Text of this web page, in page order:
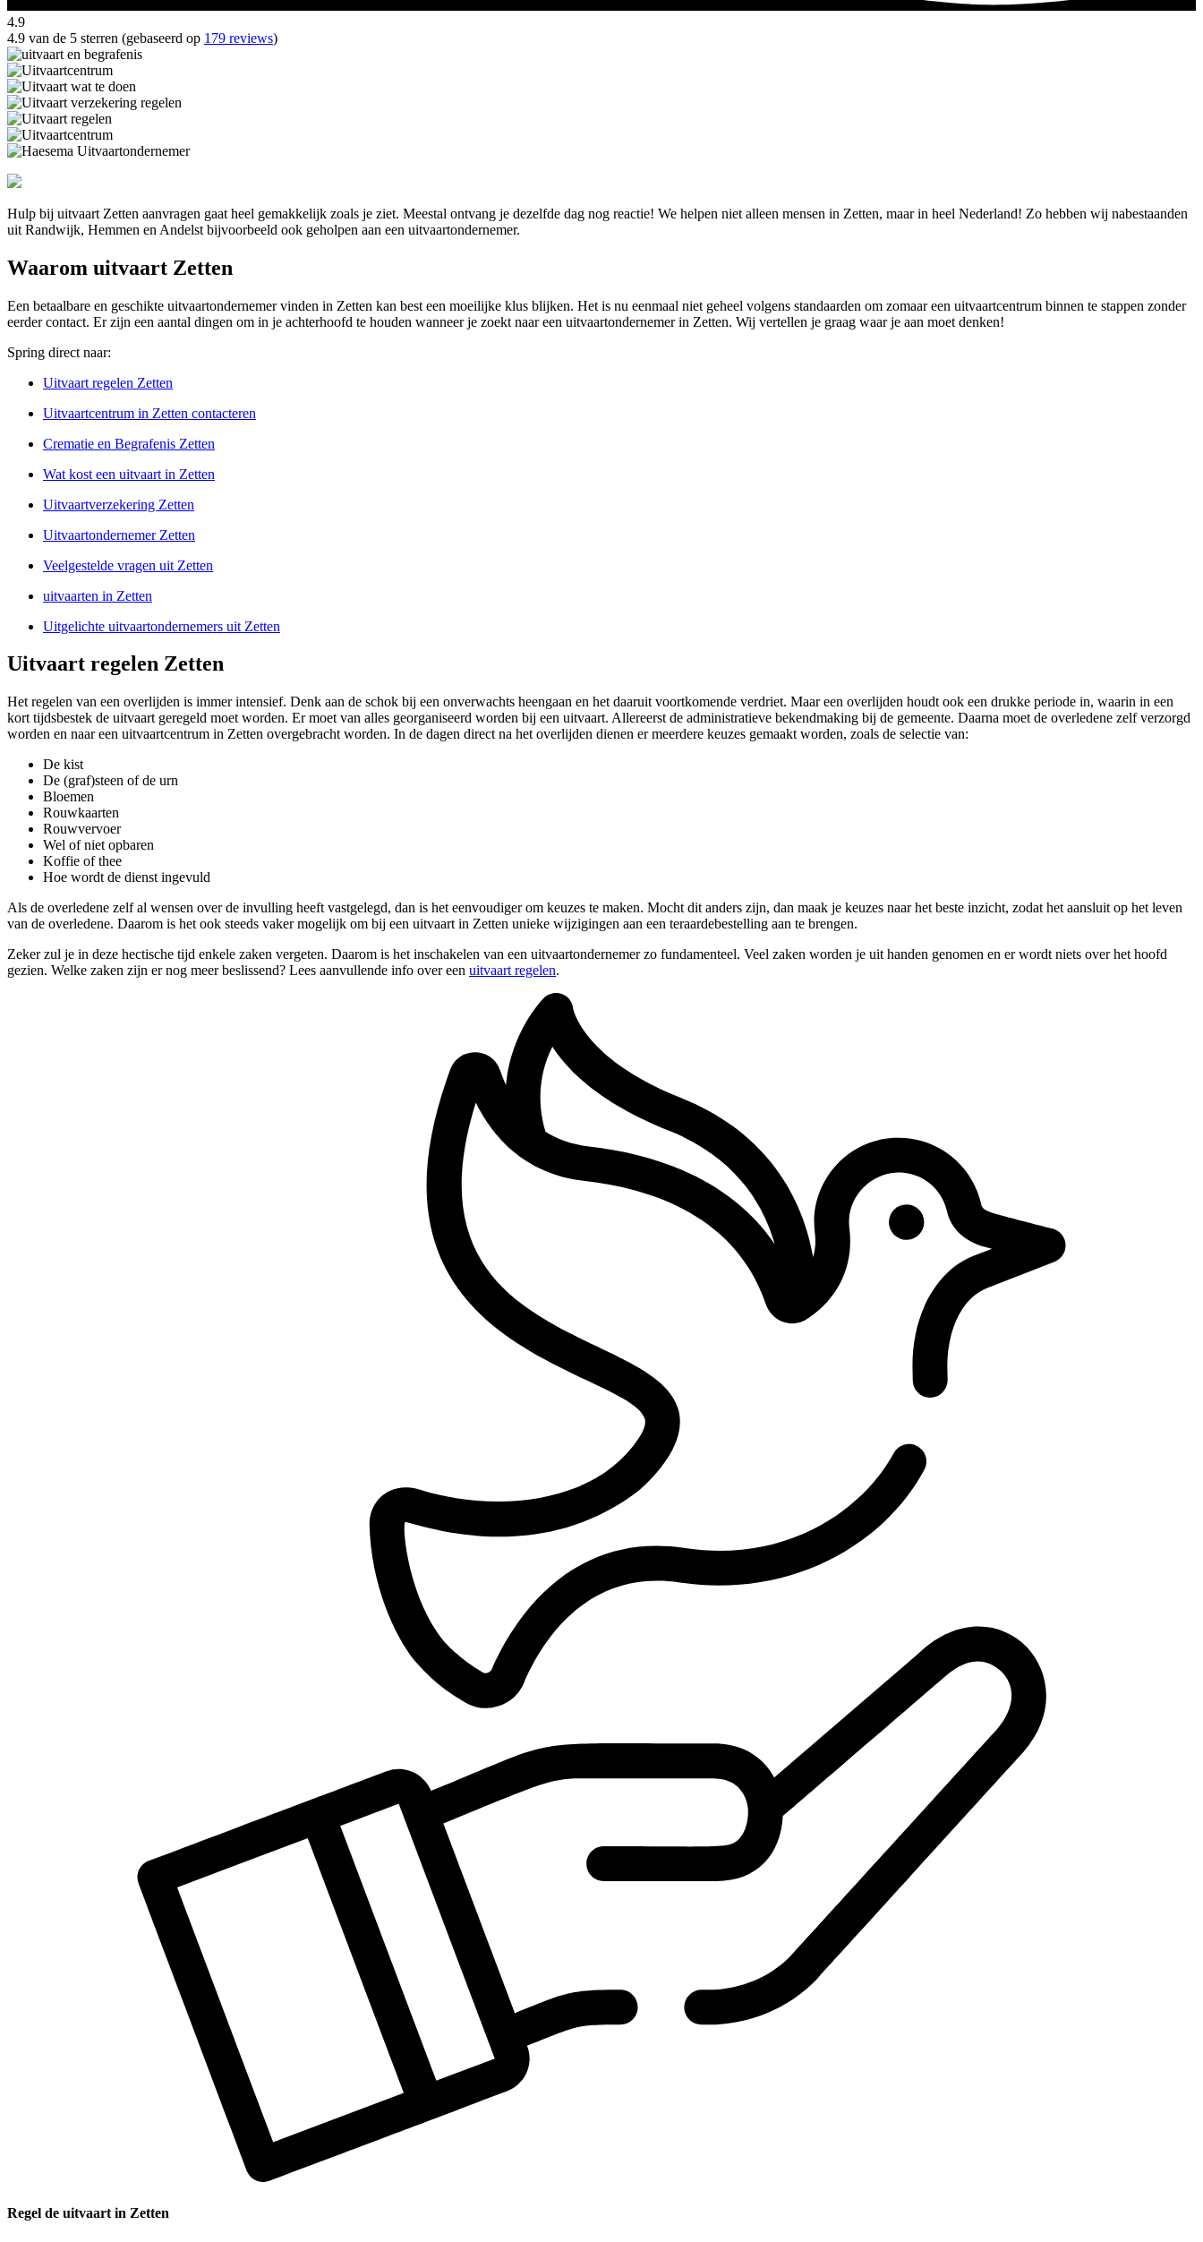
4.9
4.9 van de 5 sterren (gebaseerd op 179 reviews)
Hulp bij uitvaart Zetten aanvragen gaat heel gemakkelijk zoals je ziet. Meestal ontvang je dezelfde dag nog reactie! We helpen niet alleen mensen in Zetten, maar in heel Nederland! Zo hebben wij nabestaanden
uit Randwijk, Hemmen en Andelst bijvoorbeeld ook geholpen aan een uitvaartondernemer.
Waarom uitvaart Zetten
Een betaalbare en geschikte uitvaartondernemer vinden in Zetten kan best een moeilijke klus blijken. Het is nu eenmaal niet geheel volgens standaarden om zomaar een uitvaartcentrum binnen te stappen zonder
eerder contact. Er zijn een aantal dingen om in je achterhoofd te houden wanneer je zoekt naar een uitvaartondernemer in Zetten. Wij vertellen je graag waar je aan moet denken!
Spring direct naar:
Uitvaart regelen Zetten
Uitvaartcentrum in Zetten contacteren
Crematie en Begrafenis Zetten
Wat kost een uitvaart in Zetten
Uitvaartverzekering Zetten
Uitvaartondernemer Zetten
Veelgestelde vragen uit Zetten
uitvaarten in Zetten
Uitgelichte uitvaartondernemers uit Zetten
Uitvaart regelen Zetten
Het regelen van een overlijden is immer intensief. Denk aan de schok bij een onverwachts heengaan en het daaruit voortkomende verdriet. Maar een overlijden houdt ook een drukke periode in, waarin in een
kort tijdsbestek de uitvaart geregeld moet worden. Er moet van alles georganiseerd worden bij een uitvaart. Allereerst de administratieve bekendmaking bij de gemeente. Daarna moet de overledene zelf verzorgd
worden en naar een uitvaartcentrum in Zetten overgebracht worden. In de dagen direct na het overlijden dienen er meerdere keuzes gemaakt worden, zoals de selectie van:
De kist
De (graf)steen of de urn
Bloemen
Rouwkaarten
Rouwvervoer
Wel of niet opbaren
Koffie of thee
Hoe wordt de dienst ingevuld
Als de overledene zelf al wensen over de invulling heeft vastgelegd, dan is het eenvoudiger om keuzes te maken. Mocht dit anders zijn, dan maak je keuzes naar het beste inzicht, zodat het aansluit op het leven
van de overledene. Daarom is het ook steeds vaker mogelijk om bij een uitvaart in Zetten unieke wijzigingen aan een teraardebestelling aan te brengen.
Zeker zul je in deze hectische tijd enkele zaken vergeten. Daarom is het inschakelen van een uitvaartondernemer zo fundamenteel. Veel zaken worden je uit handen genomen en er wordt niets over het hoofd
gezien. Welke zaken zijn er nog meer beslissend? Lees aanvullende info over een uitvaart regelen.
Regel de uitvaart in Zetten